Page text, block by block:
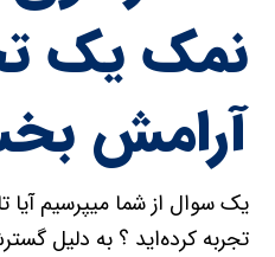
نمک یک
آرامش
یک سوال از شما میپرسیم آیا
تجربه کرده‌اید ؟ به دلیل